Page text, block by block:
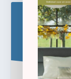
Schrijf